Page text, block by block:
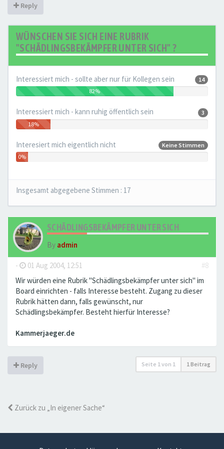
Reply
WÜNSCHEN SIE SICH EINE RUBRIK
"SCHÄDLINGSBEKÄMPFER UNTER SICH" ?
Interessiert mich - sollte aber nur für Kollegen sein
14
82%
Interessiert mich - kann ruhig öffentlich sein
3
18%
Interesiert mich eigentlich nicht
Keine Stimmen
0%
Insgesamt abgegebene Stimmen : 17
SCHÄDLINGSBEKÄMPFER UNTER SICH
By admin
- 01 Aug 2004, 12:51
#8
Wir würden eine Rubrik "Schädlingsbekämpfer unter sich" im
Board einrichten - falls Interesse besteht. Zugang zu dieser
Rubrik hätten dann, falls gewünscht, nur
Schädlingsbekämpfer. Besteht hierfür Interesse?
Kammerjaeger.de
Reply Seite 1von 1 1 Beitrag
Zurück zu „In eigener Sache“